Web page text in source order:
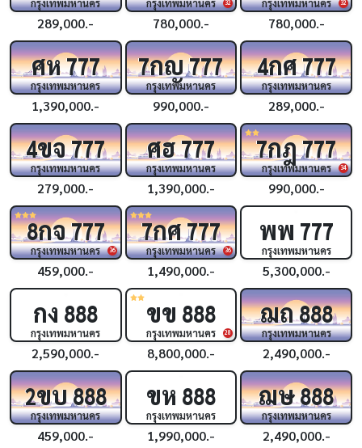
กรุงเทพมหานคร
289,000.-
32
กรุงเทพมหานคร
780,000.-
32
กรุงเทพมหานคร
780,000.-
ศห777
กรุงเทพมหานคร
1,390,000.-
7กญ777
กรุงเทพมหานคร
990,000.-
4กศ777
กรุงเทพมหานคร
289,000.-
4ขจ777
กรุงเทพมหานคร
279,000.-
ศฮ777
กรุงเทพมหานคร
1,390,000.-
34
7กฎ777
กรุงเทพมหานคร
990,000.-
36
8กจ777
กรุงเทพมหานคร
459,000.-
36
7กศ777
กรุงเทพมหานคร
1,490,000.-
พพ 777
กรุงเทพมหานคร
5,300,000.-
กง 888
กรุงเทพมหานคร
2,590,000.-
28
ขข 888
กรุงเทพมหานคร
8,800,000.-
ฌถ888
กรุงเทพมหานคร
2,490,000.-
2ขบ888
กรุงเทพมหานคร
459,000.-
ขห 888
กรุงเทพมหานคร
1,990,000.-
ฌษ888
กรุงเทพมหานคร
2,490,000.-